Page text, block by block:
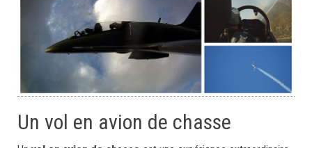
Un vol en avion de chasse